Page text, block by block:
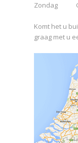
Zondag
Komt het u
graag met u